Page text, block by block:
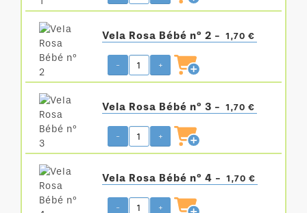
Vela Rosa Bébé nº 2 - 1,70 €
- +
Vela Rosa Bébé nº 3 - 1,70 €
- +
Vela Rosa Bébé nº 4 - 1,70 €
- +